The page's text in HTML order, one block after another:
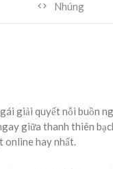
Nhúng
giải quyết nỗi buồn
giữa thanh thiên
online hay nhất.